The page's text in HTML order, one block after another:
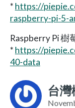
* https://
raspberry-pi-5-
Raspberry Pi 樹
* https://
40-data
台